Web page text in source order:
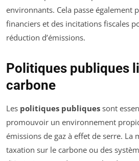
environnants. Cela passe également
financiers et des incitations fiscales
réduction d’émissions.
Politiques publiques
carbone
Les politiques publiques sont
promouvoir un environnement
émissions de gaz à effet de serre. La
taxation sur le carbone ou des